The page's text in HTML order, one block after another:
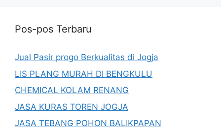
Pos-pos Terbaru
Jual Pasir progo Berkualitas di Jogja
LIS PLANG MURAH DI BENGKULU
CHEMICAL KOLAM RENANG
JASA KURAS TOREN JOGJA
JASA TEBANG POHON BALIKPAPAN